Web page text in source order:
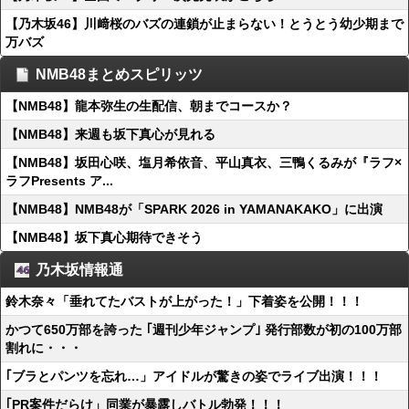
【乃木坂46】川﨑桜のバズの連鎖が止まらない！とうとう幼少期まで
万バズ
NMB48まとめスピリッツ
【NMB48】龍本弥生の生配信、朝までコースか？
【NMB48】来週も坂下真心が見れる
【NMB48】坂田心咲、塩月希依音、平山真衣、三鴨くるみが『ラフ×
ラフPresents ア...
【NMB48】NMB48が「SPARK 2026 in YAMANAKAKO」に出演
【NMB48】坂下真心期待できそう
乃木坂情報通
鈴木奈々「垂れてたバストが上がった！」下着姿を公開！！！
かつて650万部を誇った ｢週刊少年ジャンプ｣ 発行部数が初の100万部
割れに・・・
｢ブラとパンツを忘れ…」アイドルが驚きの姿でライブ出演！！！
｢PR案件だらけ」同業が暴露しバトル勃発！！！